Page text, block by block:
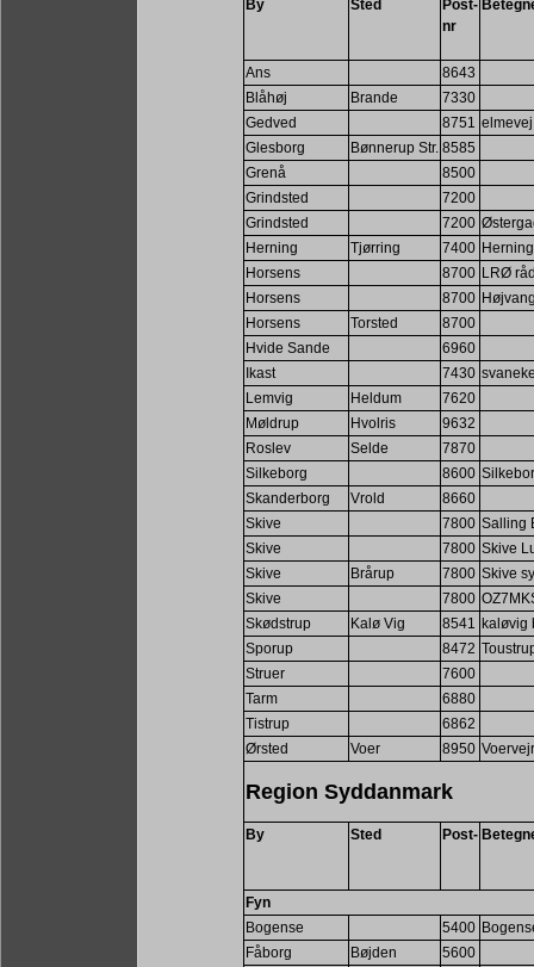
By Sted
Post-
nr
Ans
8643
Blåhøj
Brande
7330
Gedved
8751 elmevej
Glesborg
Bønnerup Str. 8585
Grenå
8500
Grindsted
7200
Grindsted
7200
Herning
Tjørring 7400
Horsens
8700 LRØ
Horsens
8700
Horsens
Torsted
8700
Hvide Sande
6960
Ikast
7430
Lemvig
Heldum
7620
Møldrup
Hvolris
9632
Roslev
Selde
7870
Silkeborg
8600
Skanderborg
Vrold
8660
Skive
7800 Salling
Skive
7800 Skive
Skive
Brårup 7800 Skive
Skive
7800
Skødstrup
Kalø Vig 8541 kaløvig
Sporup
8472
Struer
7600
Tarm
6880
Tistrup
6862
Ørsted
Voer 8950 Voervejr
Region Syddanmark
By Sted Post-
Fyn
Bogense
5400
Fåborg
Bøjden
5600